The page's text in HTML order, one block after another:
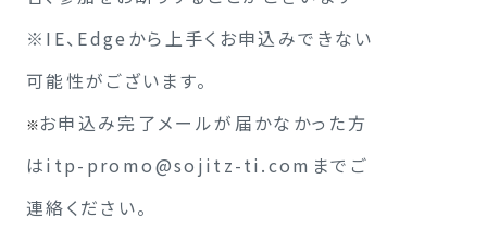
※IE、Edgeから上手くお申込みできない
可能性がございます。
※お申込み完了メールが届かなかった方
はitp-promo@sojitz-ti.com までご
連絡ください。